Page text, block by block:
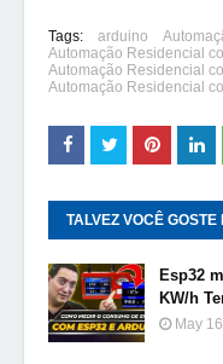
Tags: arduino
Automação Residencial
Automação Residencial
Automação Residencial
TALVEZ VOCÊ
Esp32
KW/h
May